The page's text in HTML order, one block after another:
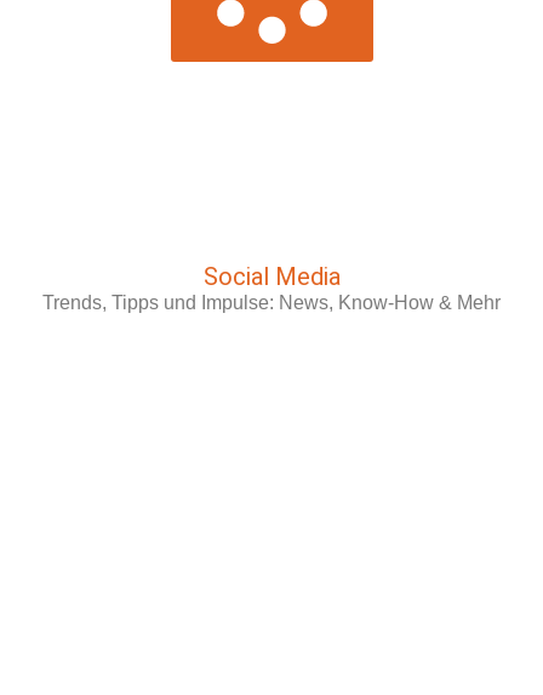
Social Media
Trends, Tipps und Impulse: News, Know-How & Mehr